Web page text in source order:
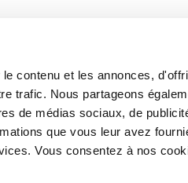
contenu et les annonces,
trafic. Nous partageons
de médias sociaux, de
que vous leur avez
Vous consentez à nos